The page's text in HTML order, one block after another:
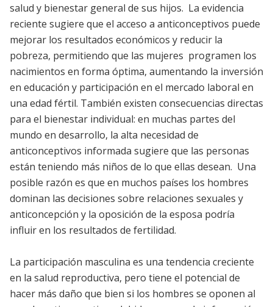
salud y bienestar general de sus hijos. La evidencia
reciente sugiere que el acceso a anticonceptivos puede
mejorar los resultados económicos y reducir la
pobreza, permitiendo que las mujeres programen los
nacimientos en forma óptima, aumentando la inversión
en educación y participación en el mercado laboral en
una edad fértil. También existen consecuencias directas
para el bienestar individual: en muchas partes del
mundo en desarrollo, la alta necesidad de
anticonceptivos informada sugiere que las personas
están teniendo más niños de lo que ellas desean. Una
posible razón es que en muchos países los hombres
dominan las decisiones sobre relaciones sexuales y
anticoncepción y la oposición de la esposa podría
influir en los resultados de fertilidad.
La participación masculina es una tendencia creciente
en la salud reproductiva, pero tiene el potencial de
hacer más daño que bien si los hombres se oponen al